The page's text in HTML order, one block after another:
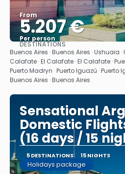
From
5.207 €
Per person
See
DESTINATIONS
Buenos Aires · Buenos Aires · Ushuaia ·
Calafate · El Calafate · El Calafate ·
Puerto Madryn · Puerto Iguazú · Puerto
Buenos Aires · Buenos Aires
Sensational
Domestic
(16 days / 15
5 DESTINATIONS 15 NIGHTS
Holidays package